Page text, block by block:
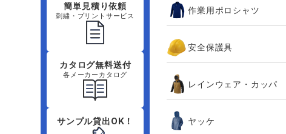
作業用ポロシャツ
安全保護具
レインウェア・カッパ
ヤッケ
簡単見積り依頼
刺繍・プリントサービス
カタログ無料送付
各メーカーカタログ
サンプル貸出OK！